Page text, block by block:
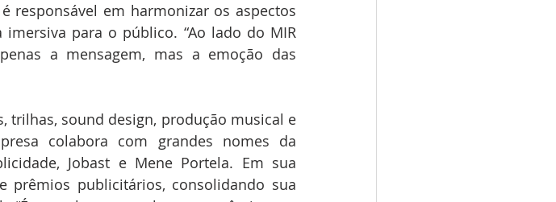
responsável em harmonizar os aspectos
para o público. “Ao lado do MIR
a mensagem, mas a emoção das
trilhas, sound design, produção musical e
colabora com grandes nomes da
Jobast e Mene Portela. Em sua
prêmios publicitários, consolidando sua